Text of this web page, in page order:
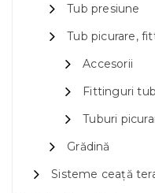
Tub presiune
Tub picurare,
Accesorii
Fittinguri tub
Tuburi
Grădină
Sisteme ceață